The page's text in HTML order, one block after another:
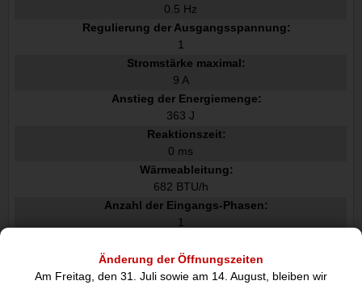
Änderung der Öffnungszeiten
Am Freitag, den 31. Juli sowie am 14. August, bleiben wir
0.5 Hz
Regulierung der Ausgangsspannung:
1
Stromstärke maximal:
9 A
Anstieg der Energiemenge:
363 J
Reaktionszeit:
0 ms
Wärmeableitung:
682 BTU/h
Anzahl der Eingangs-Phasen:
1
1
Wirkungsgrad ECO-Modus: